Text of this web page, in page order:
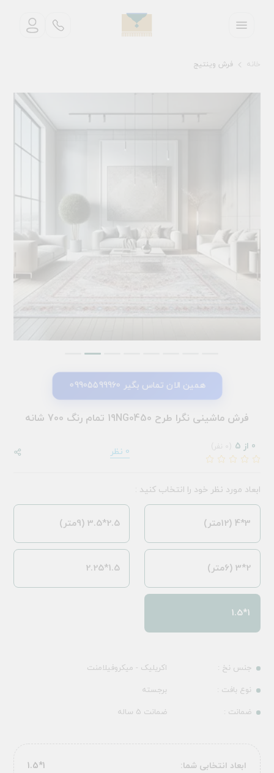
خانه فرش وینتیج
همین الان تماس بگیر 09905599960
فرش ماشینی نگرا طرح 19NG0450 تمام رنگ 700 شانه
0 از 5 0 نظر
جنس نخ :
اکریلیک - میکروفیلامنت
نوع بافت :
برجسته
ضمانت :
ضمانت 5 ساله
ابعاد مورد نظر خود را انتخاب کنید :
3*4 (12متر) 2.5*3.5 (9متر)
2*3 (6متر) 1.5*2.25
1*1.5
ابعاد انتخابی شما: 1*1.5